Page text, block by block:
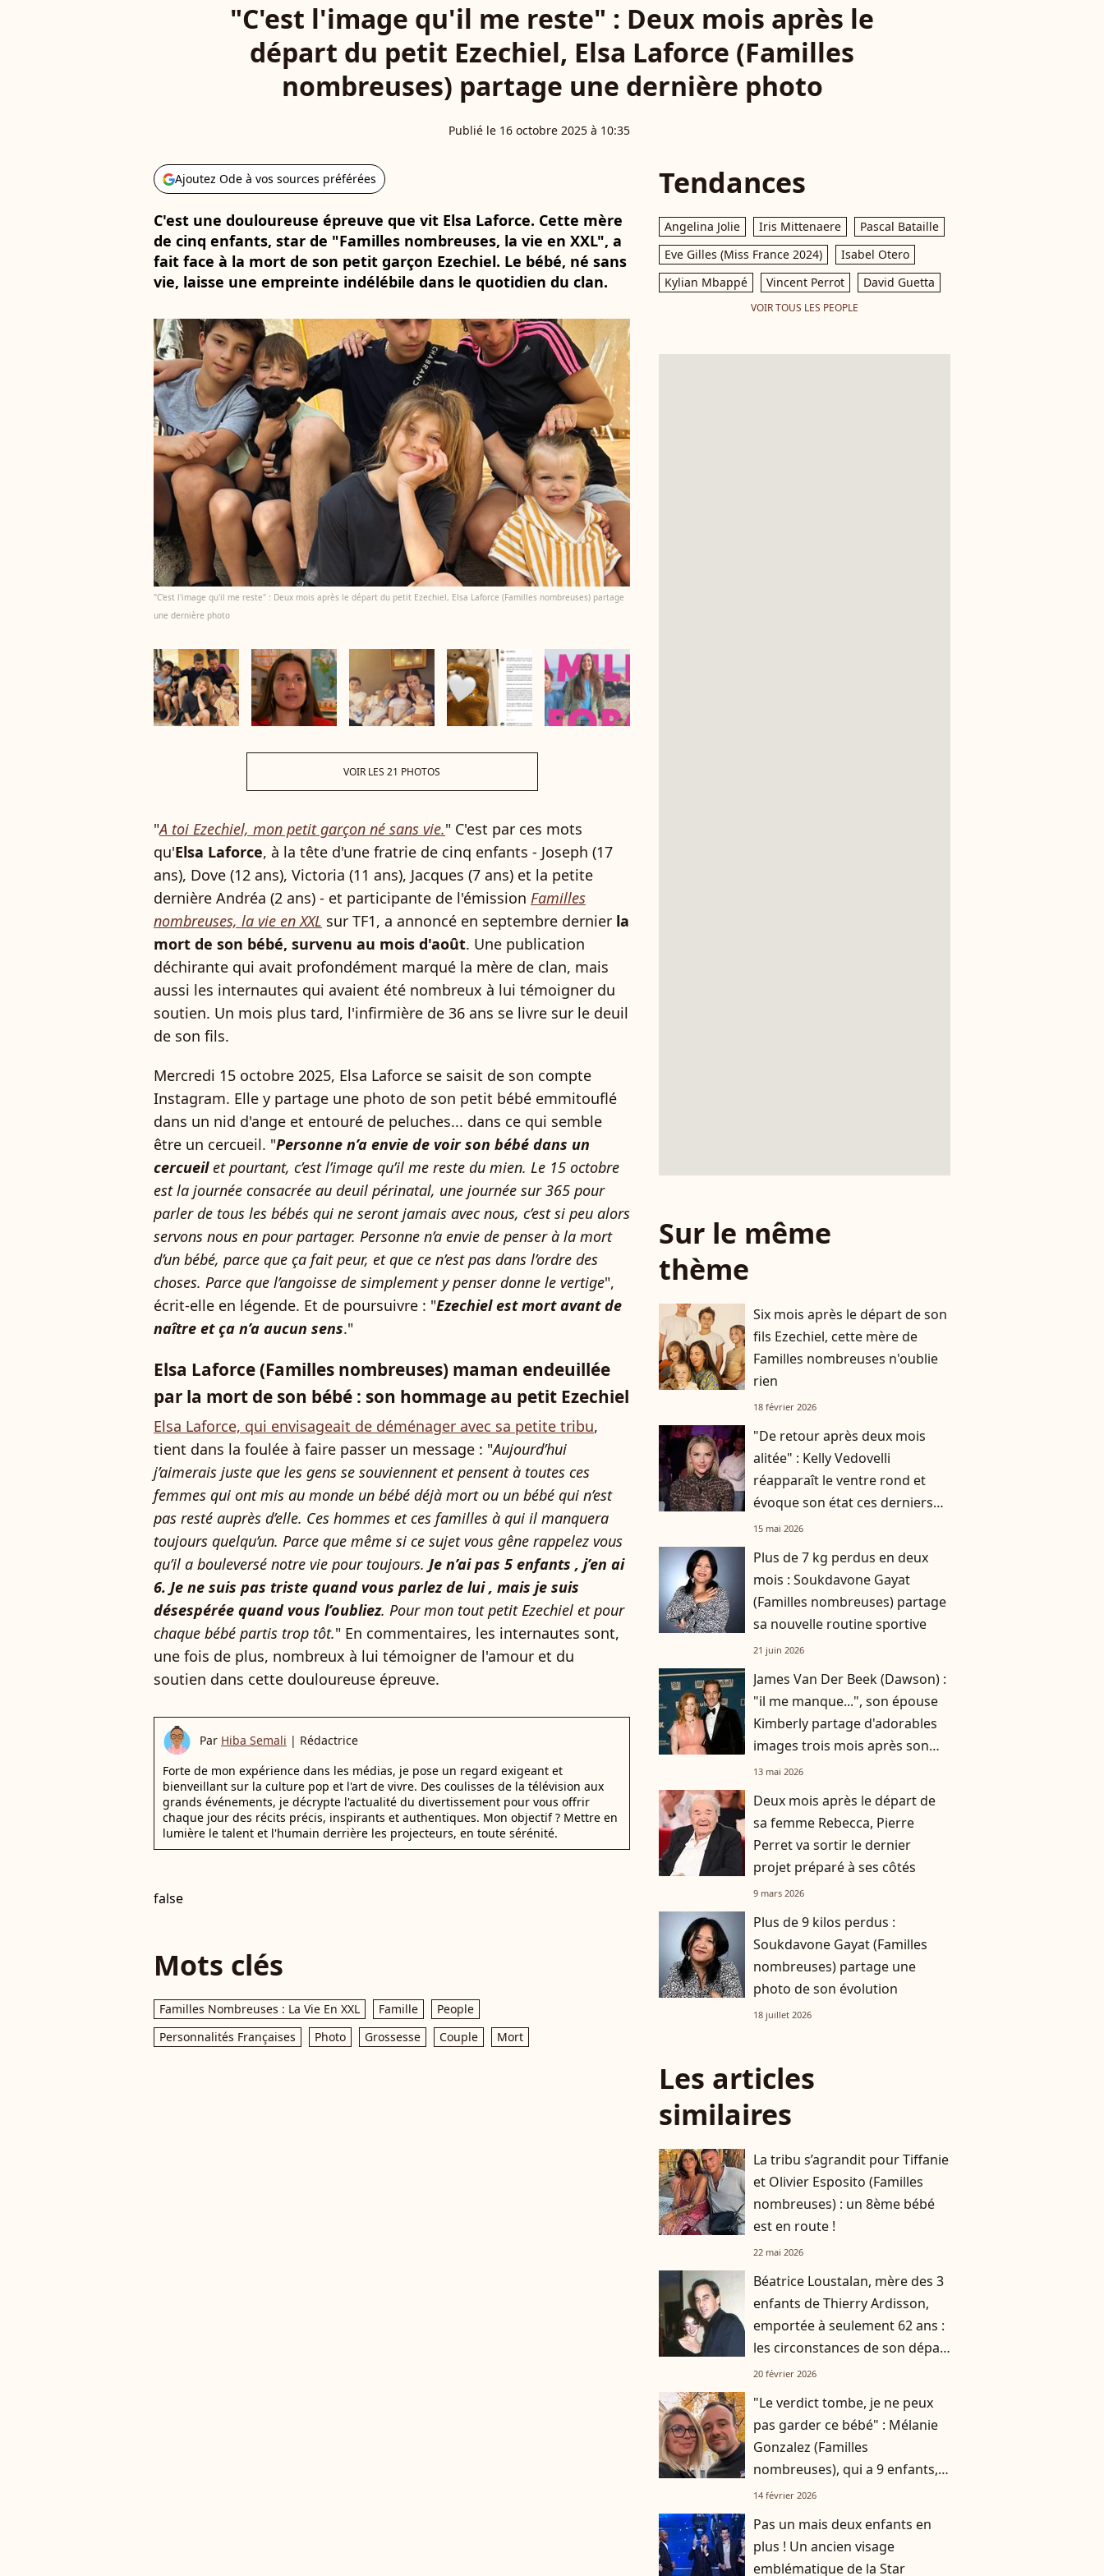
"C'est l'image qu'il me reste" : Deux mois après le
départ du petit Ezechiel, Elsa Laforce (Familles
nombreuses) partage une dernière photo
Publié le 16 octobre 2025 à 10:35
Ajoutez Ode à vos sources préférées
C'est une douloureuse épreuve que vit Elsa Laforce. Cette mère
de cinq enfants, star de "Familles nombreuses, la vie en XXL", a
fait face à la mort de son petit garçon Ezechiel. Le bébé, né sans
vie, laisse une empreinte indélébile dans le quotidien du clan.
"C'est l'image qu'il me reste" : Deux mois après le départ du petit Ezechiel, Elsa Laforce (Familles nombreuses) partage
une dernière photo
VOIR LES 21 PHOTOS
"A toi Ezechiel, mon petit garçon né sans vie." C'est par ces mots
qu'Elsa Laforce, à la tête d'une fratrie de cinq enfants - Joseph (17
ans), Dove (12 ans), Victoria (11 ans), Jacques (7 ans) et la petite
dernière Andréa (2 ans) - et participante de l'émission Familles
nombreuses, la vie en XXL sur TF1, a annoncé en septembre dernier la
mort de son bébé, survenu au mois d'août. Une publication
déchirante qui avait profondément marqué la mère de clan, mais
aussi les internautes qui avaient été nombreux à lui témoigner du
soutien. Un mois plus tard, l'infirmière de 36 ans se livre sur le deuil
de son fils.
Mercredi 15 octobre 2025, Elsa Laforce se saisit de son compte
Instagram. Elle y partage une photo de son petit bébé emmitouflé
dans un nid d'ange et entouré de peluches... dans ce qui semble
être un cercueil. "Personne n’a envie de voir son bébé dans un
cercueilet pourtant, c’est l’image qu’il me reste du mien. Le 15 octobre
est la journée consacrée au deuil périnatal, une journée sur 365 pour
parler de tous les bébés qui ne seront jamais avec nous, c’est si peu alors
servons nous en pour partager. Personne n’a envie de penser à la mort
d’un bébé, parce que ça fait peur, et que ce n’est pas dans l’ordre des
choses. Parce que l’angoisse de simplement y penser donne le vertige",
écrit-elle en légende. Et de poursuivre : "Ezechiel est mort avant de
naître et ça n’a aucun sens."
Elsa Laforce (Familles nombreuses) maman endeuillée
par la mort de son bébé : son hommage au petit Ezechiel
Elsa Laforce, qui envisageait de déménager avec sa petite tribu,
tient dans la foulée à faire passer un message : "Aujourd’hui
j’aimerais juste que les gens se souviennent et pensent à toutes ces
femmes qui ont mis au monde un bébé déjà mort ou un bébé qui n’est
pas resté auprès d’elle. Ces hommes et ces familles à qui il manquera
toujours quelqu’un. Parce que même si ce sujet vous gêne rappelez vous
qu’il a bouleversé notre vie pour toujours. Je n’ai pas 5 enfants , j’en ai
6. Je ne suis pas triste quand vous parlez de lui , mais je suis
désespérée quand vous l’oubliez. Pour mon tout petit Ezechiel et pour
chaque bébé partis trop tôt." En commentaires, les internautes sont,
une fois de plus, nombreux à lui témoigner de l'amour et du
soutien dans cette douloureuse épreuve.
Par Hiba Semali | Rédactrice
Forte de mon expérience dans les médias, je pose un regard exigeant et
bienveillant sur la culture pop et l'art de vivre. Des coulisses de la télévision aux
grands événements, je décrypte l'actualité du divertissement pour vous offrir
chaque jour des récits précis, inspirants et authentiques. Mon objectif ? Mettre en
lumière le talent et l'humain derrière les projecteurs, en toute sérénité.
false
Mots clés
Familles Nombreuses : La Vie En XXL Famille
People
Personnalités Françaises
Photo Grossesse Couple Mort
Tendances
Angelina Jolie Iris Mittenaere
Pascal Bataille
Eve Gilles (Miss France 2024)
Isabel Otero
Kylian Mbappé
Vincent Perrot David Guetta
VOIR TOUS LES PEOPLE
Sur le même
thème
Six mois après le départ de son
fils Ezechiel, cette mère de
Familles nombreuses n'oublie
rien
18 février 2026
"De retour après deux mois
alitée" : Kelly Vedovelli
réapparaît le ventre rond et
évoque son état ces derniers
mois
15 mai 2026
Plus de 7 kg perdus en deux
mois : Soukdavone Gayat
(Familles nombreuses) partage
sa nouvelle routine sportive
21 juin 2026
James Van Der Beek (Dawson) :
"il me manque...", son épouse
Kimberly partage d'adorables
images trois mois après son
départ
13 mai 2026
Deux mois après le départ de
sa femme Rebecca, Pierre
Perret va sortir le dernier
projet préparé à ses côtés
9 mars 2026
Plus de 9 kilos perdus :
Soukdavone Gayat (Familles
nombreuses) partage une
photo de son évolution
18 juillet 2026
Les articles
similaires
La tribu s’agrandit pour Tiffanie
et Olivier Esposito (Familles
nombreuses) : un 8ème bébé
est en route !
22 mai 2026
Béatrice Loustalan, mère des 3
enfants de Thierry Ardisson,
emportée à seulement 62 ans :
les circonstances de son départ
connues
20 février 2026
"Le verdict tombe, je ne peux
pas garder ce bébé" : Mélanie
Gonzalez (Familles
nombreuses), qui a 9 enfants, a
dû arrêter sa dernière
14 février 2026
Pas un mais deux enfants en
plus ! Un ancien visage
emblématique de la Star